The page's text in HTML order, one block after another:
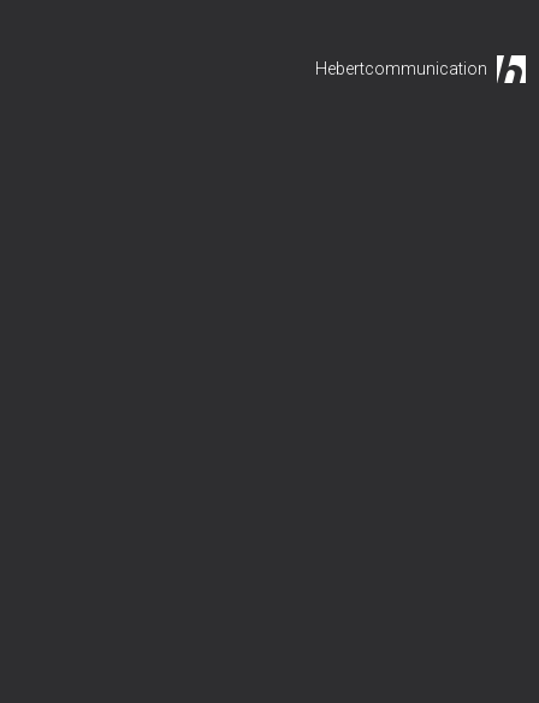
Hebertcommunication